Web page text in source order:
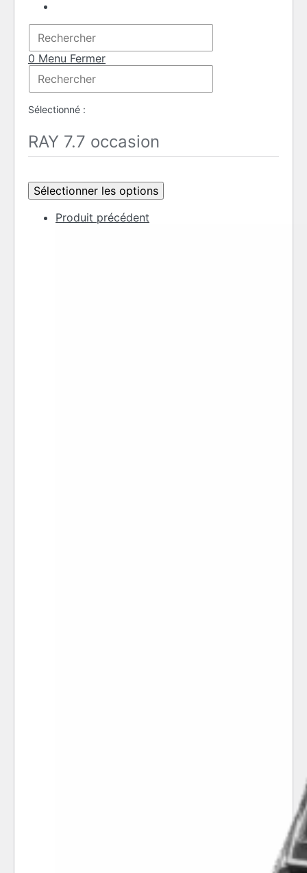
search
0 Menu Fermer
Rechercher
sur
site
panel.
Sélectionné :
RAY 7.7 occasion
Sélectionner les options
Produit précédent